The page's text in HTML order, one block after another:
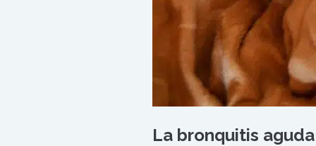
La bronquitis